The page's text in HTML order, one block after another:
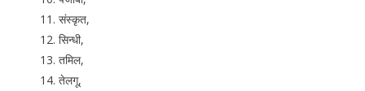
संस्कृत,
सिन्धी,
तमिल,
तेलगू,